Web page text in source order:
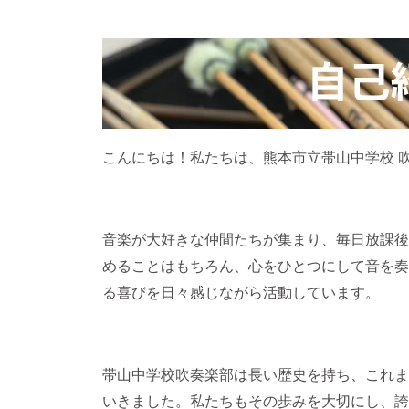
こんにちは！私たちは、熊本市立帯山中学校
音楽が大好きな仲間たちが集まり、毎日放課
めることはもちろん、心をひとつにして音を
る喜びを日々感じながら活動しています。
帯山中学校吹奏楽部は長い歴史を持ち、これ
いきました。私たちもその歩みを大切にし、